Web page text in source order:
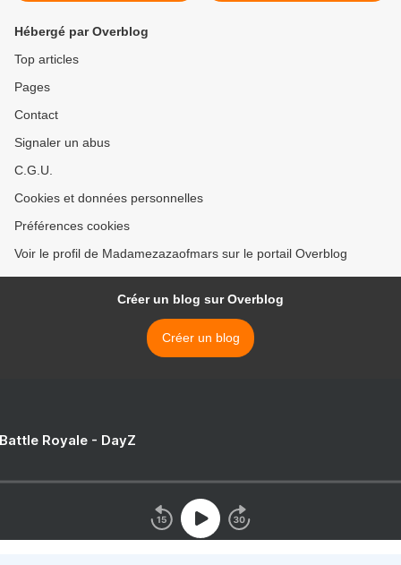
Hébergé par Overblog
Top articles
Pages
Contact
Signaler un abus
C.G.U.
Cookies et données personnelles
Préférences cookies
Voir le profil de Madamezazaofmars sur le portail Overblog
Créer un blog sur Overblog
Créer un blog
Royale - DayZ